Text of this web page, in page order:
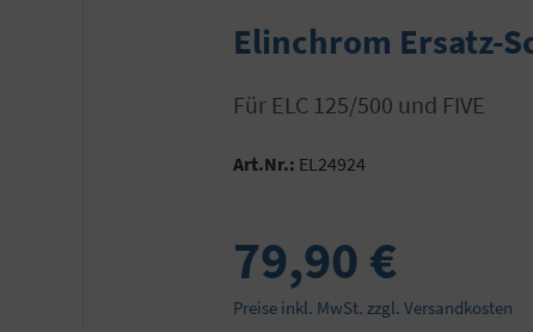
Elinchrom Ersatz-
für ELC 125/500 und FIVE
Art.Nr.: EL24924
79,90 €
Preise inkl. MwSt. zzgl. Versandkosten